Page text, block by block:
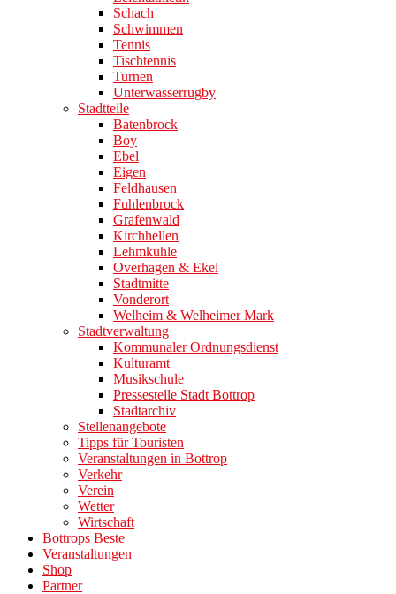
Schach
Schwimmen
Tennis
Tischtennis
Turnen
Unterwasserrugby
Stadtteile
Batenbrock
Boy
Ebel
Eigen
Feldhausen
Fuhlenbrock
Grafenwald
Kirchhellen
Lehmkuhle
Overhagen & Ekel
Stadtmitte
Vonderort
Welheim & Welheimer Mark
Stadtverwaltung
Kommunaler Ordnungsdienst
Kulturamt
Musikschule
Pressestelle Stadt Bottrop
Stadtarchiv
Stellenangebote
Tipps für Touristen
Veranstaltungen in Bottrop
Verkehr
Verein
Wetter
Wirtschaft
Bottrops Beste
Veranstaltungen
Shop
Partner